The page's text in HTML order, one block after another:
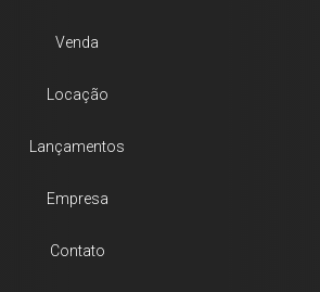
Venda
Locação
Lançamentos
Empresa
Contato